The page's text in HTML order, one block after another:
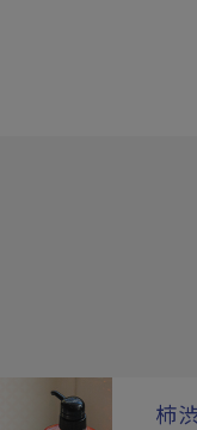
柿